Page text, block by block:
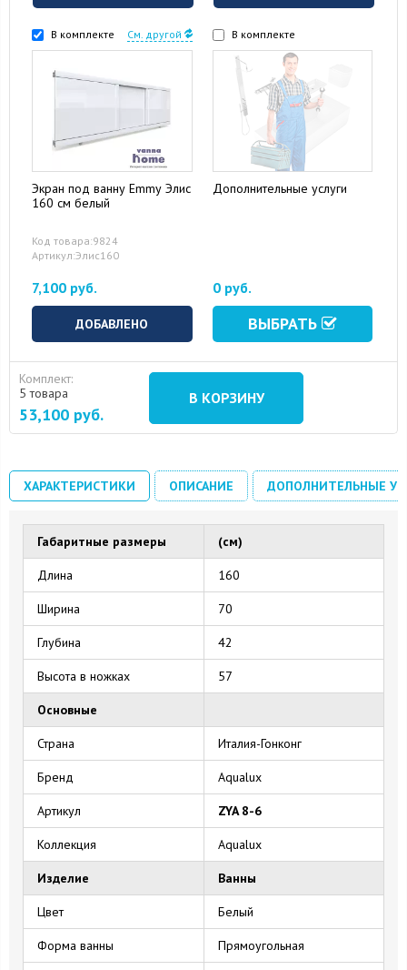
15 August 2024
В комплекте См. другой
Экран под ванну Emmy Элис
160 см белый
Код товара:9824
Артикул:Элис160
7,100 руб.
ДОБАВЛЕНО
В комплекте
Дополнительные услуги
0 руб.
ВЫБРАТЬ
Комплект:
5 товара
53,100 руб.
В КОРЗИНУ
ХАРАКТЕРИСТИКИ ОПИСАНИЕ ДОПОЛНИТЕЛЬНЫЕ
Габаритные размеры (см)
Длина 160
Ширина 70
Глубина 42
Высота в ножках 57
Основные
Страна Италия-Гонконг
Бренд Aqualux
Артикул ZYA 8-6
Коллекция Aqualux
Изделие Ванны
Цвет Белый
Форма ванны Прямоугольная